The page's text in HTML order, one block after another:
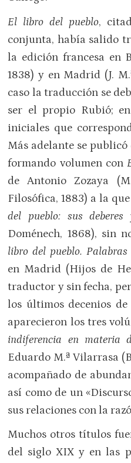
El libro del pueblo,
conjunta, había salido
la edición francesa en
1838) y en Madrid (J.
caso la traducción se
ser el propio Rubió;
iniciales que
Más adelante se
formando volumen con
de Antonio Zozaya
Filosófica, 1883) a la
del pueblo: sus deberes
Doménech, 1868), sin
libro del pueblo. Palabras
en Madrid (Hijos de
traductor y sin fecha,
los últimos decenios
aparecieron los tres
indiferencia en materia
Eduardo M.ª Vilarrasa
acompañado de
así como de un
sus relaciones con la
Muchos otros títulos
del siglo XIX y en las